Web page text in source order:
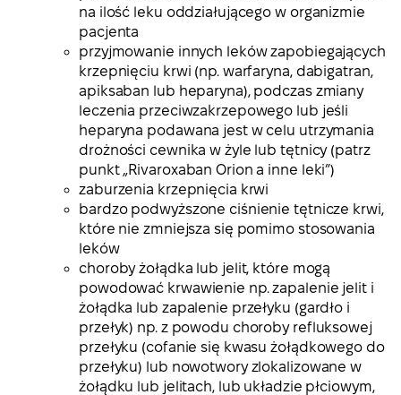
na ilość leku oddziałującego w organizmie
pacjenta
przyjmowanie innych leków zapobiegających
krzepnięciu krwi (np. warfaryna, dabigatran,
apiksaban lub heparyna), podczas zmiany
leczenia przeciwzakrzepowego lub jeśli
heparyna podawana jest w celu utrzymania
drożności cewnika w żyle lub tętnicy (patrz
punkt „Rivaroxaban Orion a inne leki”)
zaburzenia krzepnięcia krwi
bardzo podwyższone ciśnienie tętnicze krwi,
które nie zmniejsza się pomimo stosowania
leków
choroby żołądka lub jelit, które mogą
powodować krwawienie np. zapalenie jelit i
żołądka lub zapalenie przełyku (gardło i
przełyk) np. z powodu choroby refluksowej
przełyku (cofanie się kwasu żołądkowego do
przełyku) lub nowotwory zlokalizowane w
żołądku lub jelitach, lub układzie płciowym,